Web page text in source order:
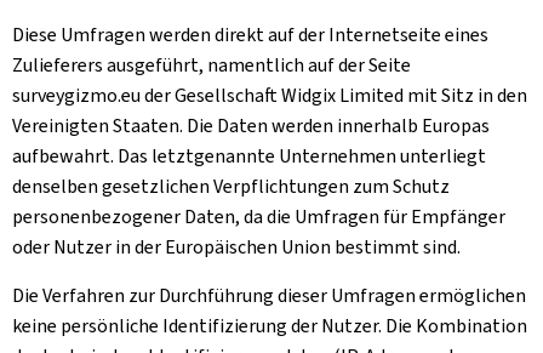
Diese Umfragen werden direkt auf der Internetseite eines
Zulieferers ausgeführt, namentlich auf der Seite
surveygizmo.eu der Gesellschaft Widgix Limited mit Sitz in den
Vereinigten Staaten. Die Daten werden innerhalb Europas
aufbewahrt. Das letztgenannte Unternehmen unterliegt
denselben gesetzlichen Verpflichtungen zum Schutz
personenbezogener Daten, da die Umfragen für Empfänger
oder Nutzer in der Europäischen Union bestimmt sind.
Die Verfahren zur Durchführung dieser Umfragen ermöglichen
keine persönliche Identifizierung der Nutzer. Die Kombination